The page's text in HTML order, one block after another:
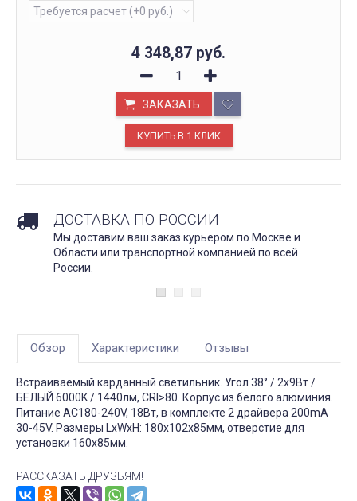
4 348,87 руб.
ЗАКАЗАТЬ
ДОСТАВКА ПО РОССИИ
Мы доставим ваш заказ курьером по Москве и
Области или транспортной компанией по всей
России.
Обзор Характеристики Отзывы
Встраиваемый карданный светильник. Угол 38° / 2x9Вт /
БЕЛЫЙ 6000K / 1440лм, CRI>80. Корпус из белого алюминия.
Питание AC180-240V, 18Вт, в комплекте 2 драйвера 200mA
30-45V. Размеры LxWxH: 180х102x85мм, отверстие для
установки 160x85мм.
РАССКАЗАТЬ ДРУЗЬЯМ!